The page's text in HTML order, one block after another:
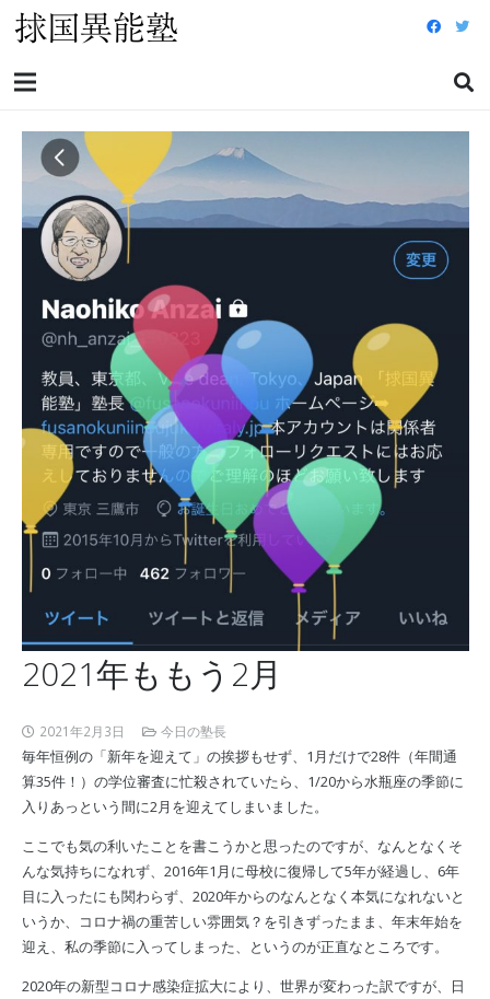
2021年ももう2月
2021年2月3日 今日の塾長
毎年恒例の「新年を迎えて」の挨拶もせず、1月だけで28件（年間通
算35件！）の学位審査に忙殺されていたら、1/20から水瓶座の季節に
入りあっという間に2月を迎えてしまいました。
ここでも気の利いたことを書こうかと思ったのですが、なんとなくそ
んな気持ちになれず、2016年1月に母校に復帰して5年が経過し、6年
目に入ったにも関わらず、2020年からのなんとなく本気になれないと
いうか、コロナ禍の重苦しい雰囲気？を引きずったまま、年末年始を
迎え、私の季節に入ってしまった、というのが正直なところです。
2020年の新型コロナ感染症拡大により、世界が変わった訳ですが、日